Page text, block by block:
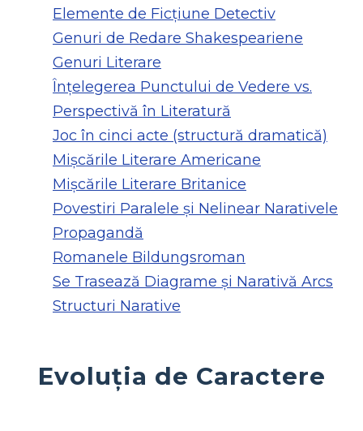
Elemente de Ficțiune Detectiv
Genuri de Redare Shakespeariene
Genuri Literare
Înțelegerea Punctului de Vedere vs.
Perspectivă în Literatură
Joc în cinci acte (structură dramatică)
Mișcările Literare Americane
Mișcările Literare Britanice
Povestiri Paralele și Nelinear Narativele
Propagandă
Romanele Bildungsroman
Se Trasează Diagrame și Narativă Arcs
Structuri Narative
Evoluția de Caractere